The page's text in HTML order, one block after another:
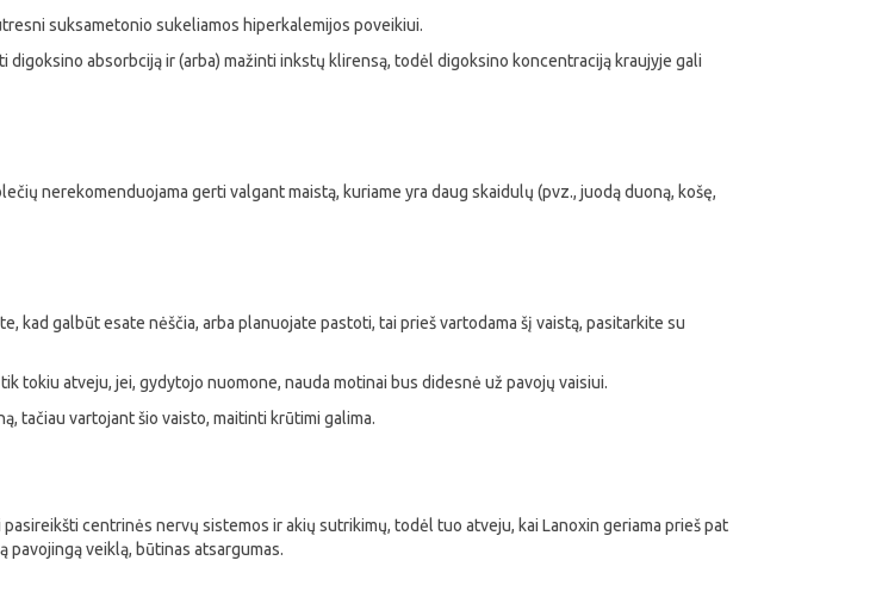
suksametonio sukeliamos hiperkalemijos poveikiui.
absorbciją ir (arba) mažinti inkstų klirensą, todėl digoksino koncentraciją kraujyje gali
nerekomenduojama gerti valgant maistą, kuriame yra daug skaidulų (pvz., juodą duoną, košę,
kad galbūt esate nėščia, arba planuojate pastoti, tai prieš vartodama šį vaistą, pasitarkite su
tokiu atveju, jei, gydytojo nuomone, nauda motinai bus didesnė už pavojų vaisiui.
tačiau vartojant šio vaisto, maitinti krūtimi galima.
centrinės nervų sistemos ir akių sutrikimų, todėl tuo atveju, kai Lanoxin geriama prieš pat
pavojingą veiklą, būtinas atsargumas.